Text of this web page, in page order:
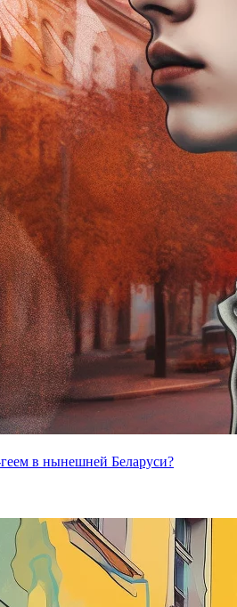
в нынешней Беларуси?